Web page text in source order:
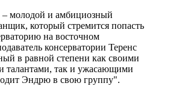
молодой и амбициозный
который стремится попасть
на восточном
консерватории Теренс
в равной степени как своими
талантами, так и ужасающими
Эндрю в свою группу".